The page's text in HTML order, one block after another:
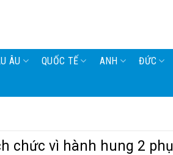
ÂU QUỐC TẾ ANH ĐỨC
chức vì hành hung 2